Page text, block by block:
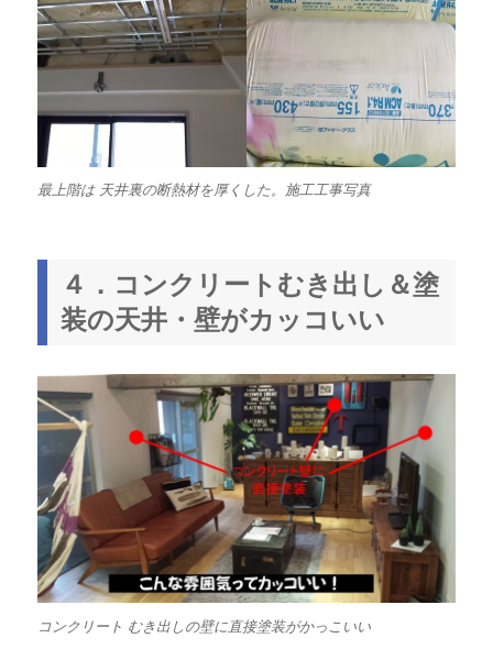
最上階は 天井裏の断熱材を厚くした。施工工事写真
４．コンクリートむき出し＆塗
装の天井・壁がカッコいい
コンクリート むき出しの壁に直接塗装がかっこいい